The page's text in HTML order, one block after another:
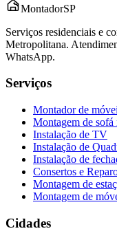
MontadorSP
Serviços residenciais e
Metropolitana.
WhatsApp.
Serviços
Montador de
Montagem de sofá
Instalação de TV
Instalação de
Instalação de
Consertos e
Montagem de
Montagem de
Cidades